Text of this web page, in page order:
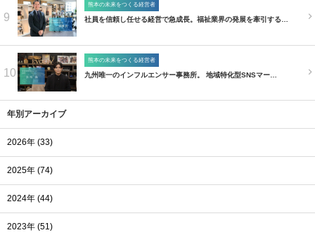
9
熊本の未来をつくる経営者
社員を信頼し任せる経営で急成長。福祉業界の発展を牽引する…
10
熊本の未来をつくる経営者
九州唯一のインフルエンサー事務所。 地域特化型SNSマー…
年別アーカイブ
2026年 (33)
2025年 (74)
2024年 (44)
2023年 (51)